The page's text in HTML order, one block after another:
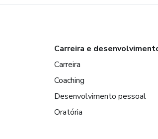
Carreira e
Carreira
Coaching
Desenvolvimento pessoal
Oratória